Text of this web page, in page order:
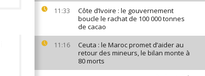
11:33
Côte d’Ivoire : le gouvernement
boucle le rachat de 100 000 tonnes
de cacao
11:16
Ceuta : le Maroc promet d’aider au
retour des mineurs, le bilan monte à
80 morts